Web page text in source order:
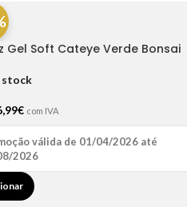
Gel Soft Cateye Verde Bonsai
stock
€ com IVA
válida de 01/04/2026 até
2026